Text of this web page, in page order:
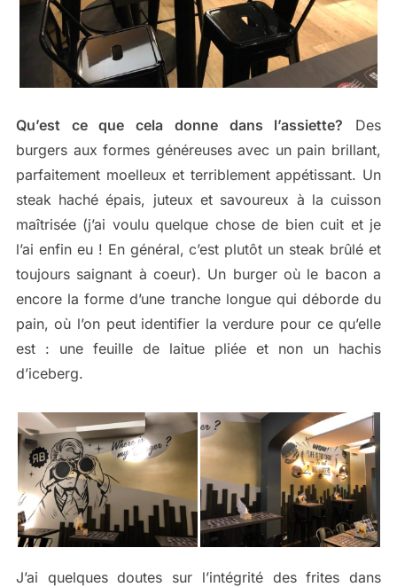
Qu’est ce que cela donne dans l’assiette? Des
burgers aux formes généreuses avec un pain brillant,
parfaitement moelleux et terriblement appétissant. Un
steak haché épais, juteux et savoureux à la cuisson
maîtrisée (j’ai voulu quelque chose de bien cuit et je
l’ai enfin eu ! En général, c’est plutôt un steak brûlé et
toujours saignant à coeur). Un burger où le bacon a
encore la forme d’une tranche longue qui déborde du
pain, où l’on peut identifier la verdure pour ce qu’elle
est : une feuille de laitue pliée et non un hachis
d’iceberg.
J’ai quelques doutes sur l’intégrité des frites dans